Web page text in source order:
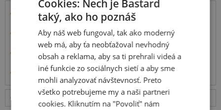
Látka je zo100% bavlny s vyššou gramážou
so silikónovou úpravou pre hladší pocit.
Tričko má hlbší okrúhly výstrih, kratšie rukávy,
vypasovaný a predĺžený strih.
Simona vo videu má veľkosť S, je 168 cm vysoká a váži
Informácie o produkte
v pondelok 10.8., doručíme vo stredu 12.8.
Cookies: Nech je Bastard
taký, ako ho poznáš
Aby náš web fungoval, tak ako moderný
web má, aby ťa neobťažoval nevhodný
obsah a reklama, aby sa ti prehrali videá a
iné funkcie zo sociálnych sietí a aby sme
mohli analyzovať návštevnosť. Preto
všetko potrebujeme my a naši partneri
cookies. Kliknutím na "Povoliť" nám